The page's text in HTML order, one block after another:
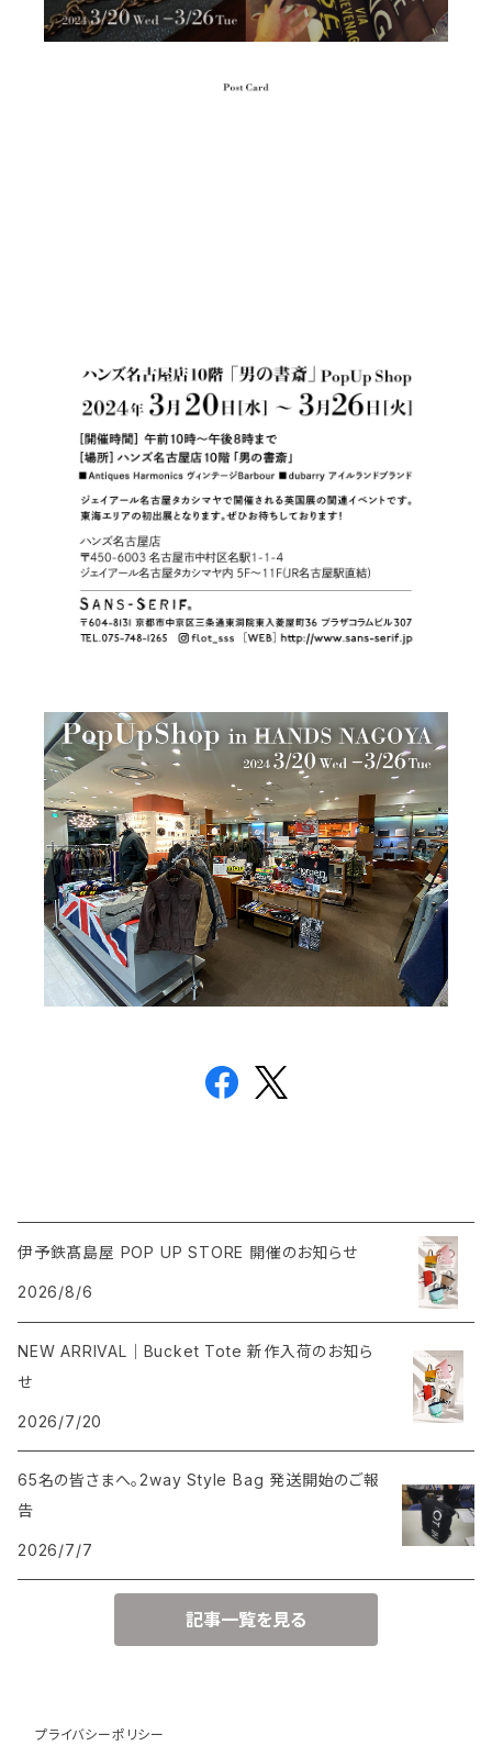
伊予鉄髙島屋 POP UP STORE 開催のお知らせ
2026/8/6
NEW ARRIVAL｜Bucket Tote 新作入荷のお知ら
せ
2026/7/20
65名の皆さまへ。2way Style Bag 発送開始のご報
告
2026/7/7
記事一覧を見る
プライバシーポリシー